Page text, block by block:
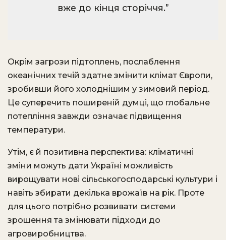
вже до кінця сторіччя.”
Окрім загрози підтоплень, послаблення
океанічних течій здатне змінити клімат Європи,
зробивши його холоднішим у зимовий період.
Це суперечить поширеній думці, що глобальне
потепління завжди означає підвищення
температури.
Утім, є й позитивна перспектива: кліматичні
зміни можуть дати Україні можливість
вирощувати нові сільськогосподарські культури і
навіть збирати декілька врожаїв на рік. Проте
для цього потрібно розвивати системи
зрошення та змінювати підходи до
агровиробництва.